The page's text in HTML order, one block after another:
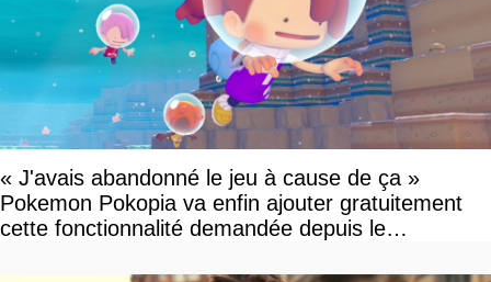
« J'avais abandonné le jeu à cause de ça »
Pokemon Pokopia va enfin ajouter gratuitement
cette fonctionnalité demandée depuis le